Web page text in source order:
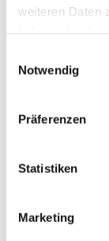
weiteren Daten
Notwendig
Präferenzen
Statistiken
Marketing
zzgl. MwSt., zzgl.
Versandkosten
Technische Daten
• Geeignet für
•
• Stopp für
• Erneute Wicklung